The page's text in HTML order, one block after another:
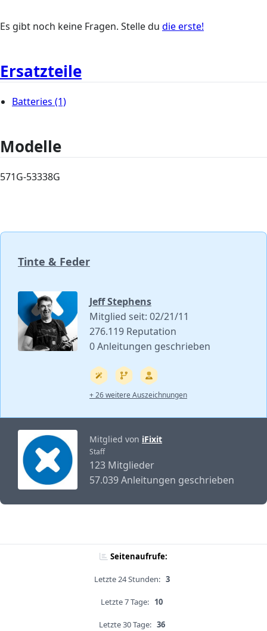
Es gibt noch keine Fragen. Stelle du die erste!
Ersatzteile
Batteries (1)
Modelle
571G-53338G
Tinte & Feder
Jeff Stephens
Mitglied seit: 02/21/11
276.119 Reputation
0 Anleitungen geschrieben
+ 26 weitere Auszeichnungen
Mitglied von iFixit
Staff
123 Mitglieder
57.039 Anleitungen geschrieben
Seitenaufrufe:
Letzte 24 Stunden: 3
Letzte 7 Tage: 10
Letzte 30 Tage: 36